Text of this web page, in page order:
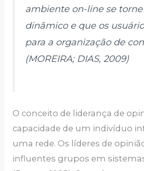
ambiente on-line se
dinâmico e que os
para a organização de
(MOREIRA; DIAS, 2009)
O conceito de liderança de
capacidade de um indivíduo
uma rede. Os líderes de
influentes grupos em